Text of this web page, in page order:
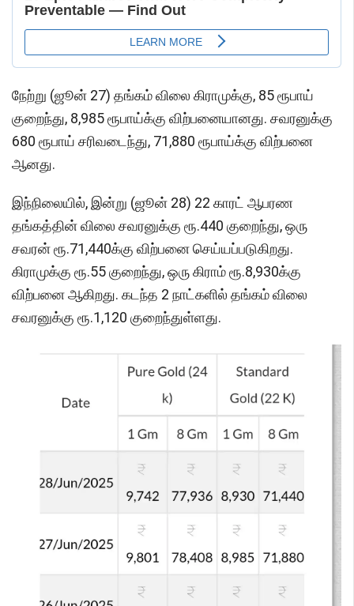
நேற்று (ஜூன் 27) தங்கம் விலை கிராமுக்கு, 85 ரூபாய்
குறைந்து, 8,985 ரூபாய்க்கு விற்பனையானது. சவரனுக்கு
680 ரூபாய் சரிவடைந்து, 71,880 ரூபாய்க்கு விற்பனை
ஆனது.
இந்நிலையில், இன்று (ஜூன் 28) 22 காரட் ஆபரண
தங்கத்தின் விலை சவரனுக்கு ரூ.440 குறைந்து, ஒரு
சவரன் ரூ.71,440க்கு விற்பனை செய்யப்படுகிறது.
கிராமுக்கு ரூ.55 குறைந்து, ஒரு கிராம் ரூ.8,930க்கு
விற்பனை ஆகிறது. கடந்த 2 நாட்களில் தங்கம் விலை
சவரனுக்கு ரூ.1,120 குறைந்துள்ளது.